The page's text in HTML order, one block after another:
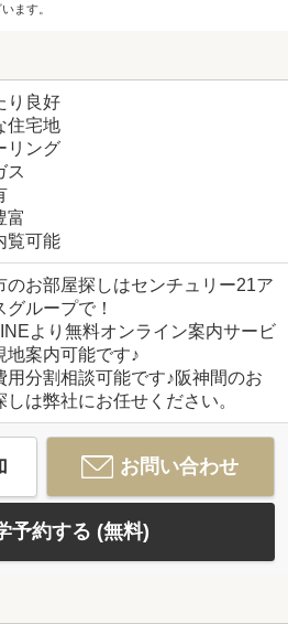
ます。
り良好
住宅地
リング
ス
富
覧可能
のお部屋探しはセンチュリー21ア
グループで！
より無料オンライン案内サービ
地案内可能です♪
用分割相談可能です♪阪神間のお
しは弊社にお任せください。
お問い合わせ
予約する (無料)